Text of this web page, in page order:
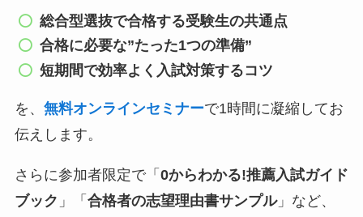
総合型選抜で合格する受験生の共通点
合格に必要な”たった1つの準備”
短期間で効率よく入試対策するコツ
を、 無料オンラインセミナーで1時間に凝縮してお
伝えします。
さらに参加者限定で「 0からわかる!推薦入試ガイド
ブック 」「 合格者の志望理由書サンプル」など、